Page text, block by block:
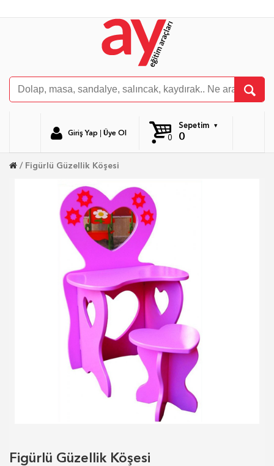
Giriş Yap Üye Ol
Sepetim
0
0
Figürlü Güzellik Köşesi
Figürlü Güzellik Köşesi